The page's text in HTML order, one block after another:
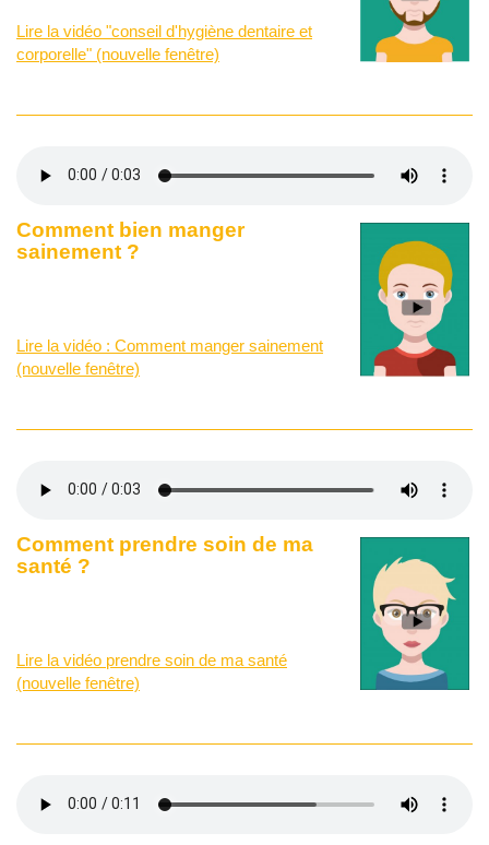
Lire la vidéo "conseil d'hygiène dentaire et
corporelle" (nouvelle fenêtre)
Comment bien manger
sainement ?
Lire la vidéo : Comment manger sainement
(nouvelle fenêtre)
Comment prendre soin de ma
santé ?
Lire la vidéo prendre soin de ma santé
(nouvelle fenêtre)